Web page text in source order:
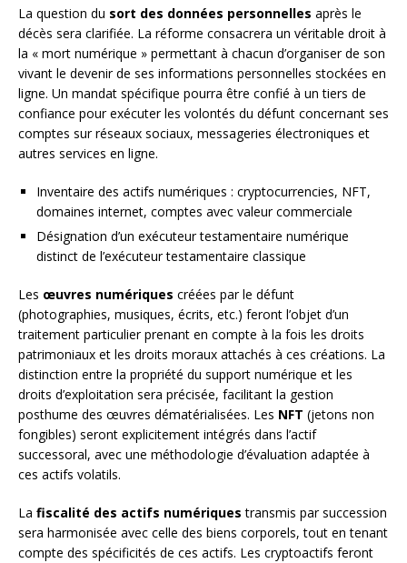
La question du sort des données personnelles après le
décès sera clarifiée. La réforme consacrera un véritable droit à
la « mort numérique » permettant à chacun d’organiser de son
vivant le devenir de ses informations personnelles stockées en
ligne. Un mandat spécifique pourra être confié à un tiers de
confiance pour exécuter les volontés du défunt concernant ses
comptes sur réseaux sociaux, messageries électroniques et
autres services en ligne.
Inventaire des actifs numériques : cryptocurrencies, NFT,
domaines internet, comptes avec valeur commerciale
Désignation d’un exécuteur testamentaire numérique
distinct de l’exécuteur testamentaire classique
Les œuvres numériques créées par le défunt
(photographies, musiques, écrits, etc.) feront l’objet d’un
traitement particulier prenant en compte à la fois les droits
patrimoniaux et les droits moraux attachés à ces créations. La
distinction entre la propriété du support numérique et les
droits d’exploitation sera précisée, facilitant la gestion
posthume des œuvres dématérialisées. Les NFT (jetons non
fongibles) seront explicitement intégrés dans l’actif
successoral, avec une méthodologie d’évaluation adaptée à
ces actifs volatils.
La fiscalité des actifs numériques transmis par succession
sera harmonisée avec celle des biens corporels, tout en tenant
compte des spécificités de ces actifs. Les cryptoactifs feront